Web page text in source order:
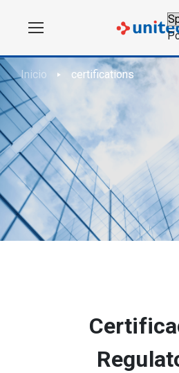
Inicio certifications